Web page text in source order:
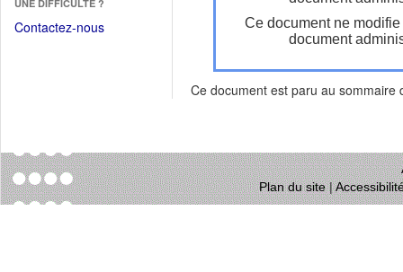
une
nouvelle
UNE DIFFICULTÉ ?
Contactez-nous
Ce document ne
document
Ce document est paru au sommaire
Plan du site|